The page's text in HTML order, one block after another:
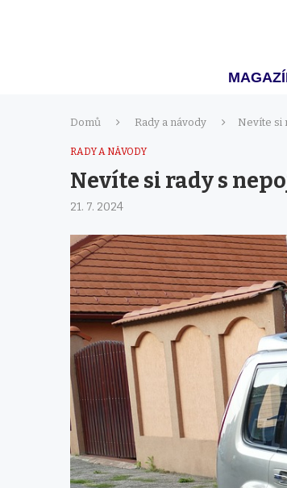
Domů Rady a návody Nevíte si
RADY A NÁVODY
Nevíte si rady s
21. 7. 2024